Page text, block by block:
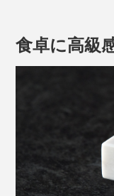
「フェルミエ愛宕店」には
食卓に高級